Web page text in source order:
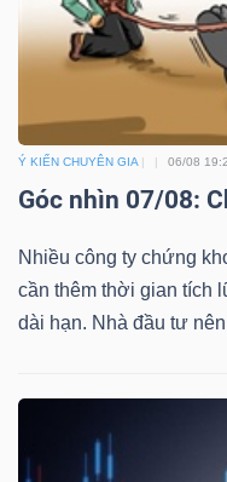
Ý KIẾN CHUYÊN GIA 06/08
Góc nhìn 07/08:
Nhiều công ty chứng
cần thêm thời gian tích
dài hạn. Nhà đầu tư
BẤT
ĐỘNG
SẢN
Mã
khoán